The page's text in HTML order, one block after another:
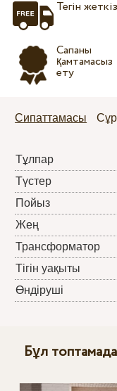
Тегін
Сапаны
қамтамасыз
ету
Сипаттамасы
Тұлпар
Түстер
Пойыз
Жең
Трансформатор
Тігін уақыты
Өндіруші
Бұл